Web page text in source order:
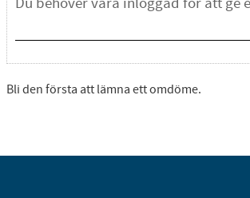
Bli den första att lämna ett omdöme.